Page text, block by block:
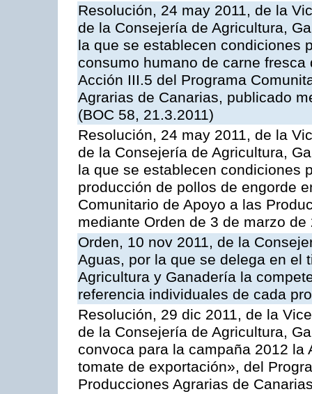
Resolución, 24 may 2011, de la
de la Consejería de Agricultura,
la que se establecen condiciones
consumo humano de carne
Acción III.5 del Programa
Agrarias de Canarias, publicado
(BOC 58, 21.3.2011)
Resolución, 24 may 2011, de la
de la Consejería de Agricultura,
la que se establecen condiciones
producción de pollos de engorde
Comunitario de Apoyo a las
mediante Orden de 3 de marzo de
Orden, 10 nov 2011, de la
Aguas, por la que se delega en el
Agricultura y Ganadería la
referencia individuales de cada
Resolución, 29 dic 2011, de la
de la Consejería de Agricultura,
convoca para la campaña 2012
tomate de exportación», del
Producciones Agrarias de